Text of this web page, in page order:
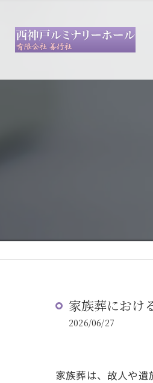
家族葬におけ
2026/06/27
家族葬は、故人や